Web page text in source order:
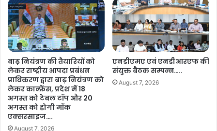
बाढ़ नियंत्रण की तैयारियों को
लेकर राष्ट्रीय आपदा प्रबंधन
प्राधिकरण द्वारा बाढ़ नियंत्रण को
लेकर कान्फ्रेंस, प्रदेश में 18
अगस्त को टेबल टॉप और 20
अगस्त को होगी मॉक
एक्सरसाइज….
August 7, 2026
एनडीएमए एवं एनडीआरएफ की
संयुक्त बैठक सम्पन्न…..
August 7, 2026